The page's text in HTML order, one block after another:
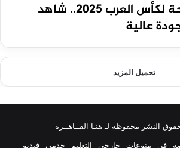
القنوات المفتوحة لكأس العرب 2025.. شاهد
عالية
تحميل المزيد
فن منوعات خارجي التعليم خدمي فيديو